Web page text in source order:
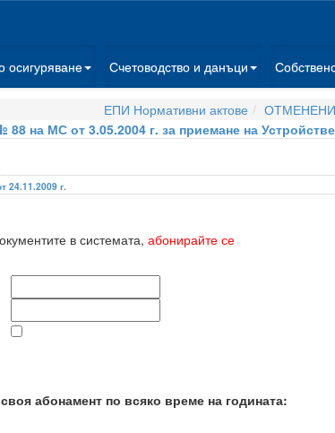
осигуряване Счетоводство и данъци
ЕПИ Нормативни актове
на МС от 3.05.2004 г. за приемане на
24.11.2009 г.
в системата, абонирайте се
абонамент по всяко време на годината: